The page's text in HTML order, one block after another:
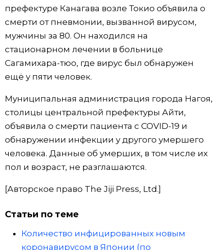
Токио
От редакции
префектуре Канагава возле Токио объявила о
смерти от пневмонии, вызванной вирусом,
мужчины за 80. Он находился на
стационарном лечении в больнице
Сагамихара-тюо, где вирус был обнаружен
ещё у пяти человек.
Муниципальная администрация города Нагоя,
столицы центральной префектуры Айти,
объявила о смерти пациента с COVID-19 и
обнаружении инфекции у другого умершего
человека. Данные об умерших, в том числе их
пол и возраст, не разглашаются.
[Авторское право The Jiji Press, Ltd.]
Статьи по теме
Количество инфицированных новым
коронавирусом в Японии (по